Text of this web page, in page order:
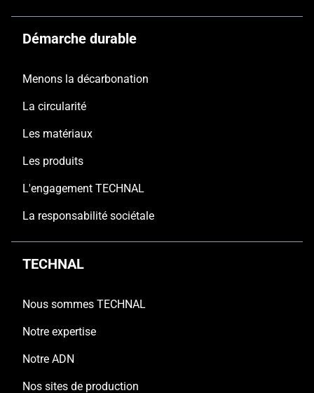
Démarche durable
Menons la décarbonation
La circularité
Les matériaux
Les produits
L'engagement TECHNAL
La responsabilité sociétale
TECHNAL
Nous sommes TECHNAL
Notre expertise
Notre ADN
Nos sites de production